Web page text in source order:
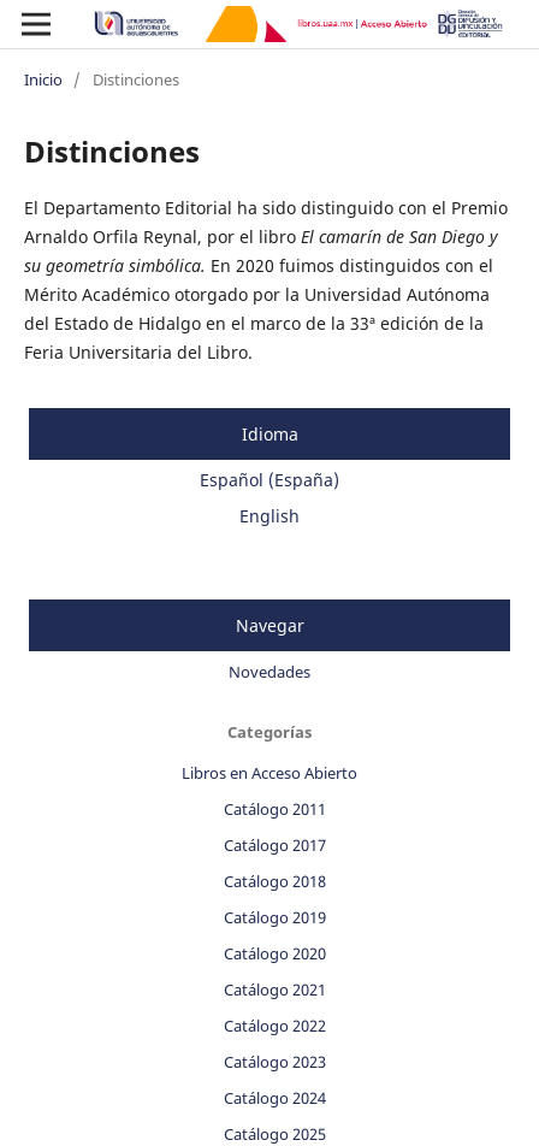
Inicio / Distinciones
Distinciones
El Departamento Editorial ha sido distinguido con el Premio
Arnaldo Orfila Reynal, por el libro El camarín de San Diego y
su geometría simbólica. En 2020 fuimos distinguidos con el
Mérito Académico otorgado por la Universidad Autónoma
del Estado de Hidalgo en el marco de la 33ª edición de la
Feria Universitaria del Libro.
Idioma
Español (España)
English
Navegar
Novedades
Categorías
Libros en Acceso Abierto
Catálogo 2011
Catálogo 2017
Catálogo 2018
Catálogo 2019
Catálogo 2020
Catálogo 2021
Catálogo 2022
Catálogo 2023
Catálogo 2024
Catálogo 2025